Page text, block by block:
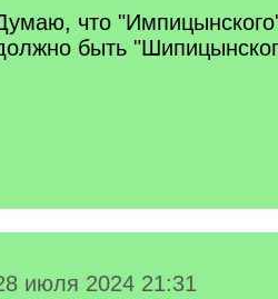
что
быть
июля 2024 21:31